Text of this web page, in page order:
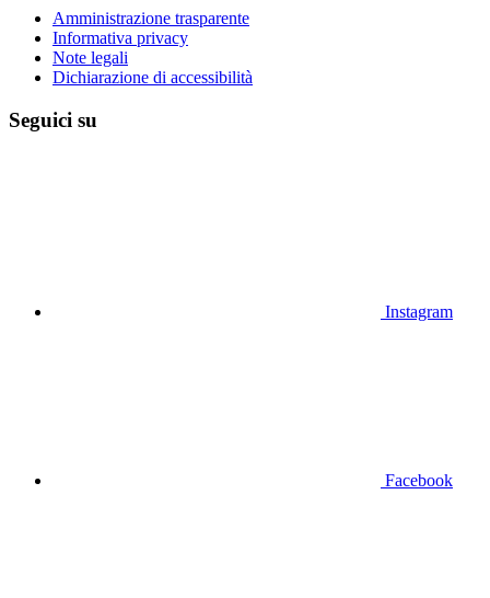
Amministrazione trasparente
Informativa privacy
Note legali
Dichiarazione di accessibilità
Seguici su
Instagram
Facebook